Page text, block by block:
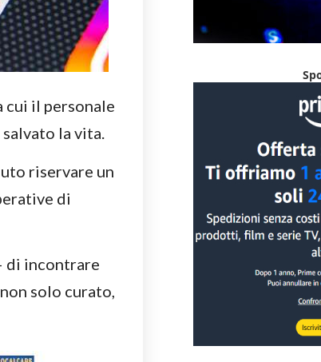
cui il personale
la vita.
riservare un
di
di incontrare
solo curato,